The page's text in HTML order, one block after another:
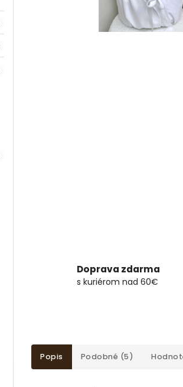
Doprava zdarma
s kuriérom nad 60€
Popis Podobné (5)